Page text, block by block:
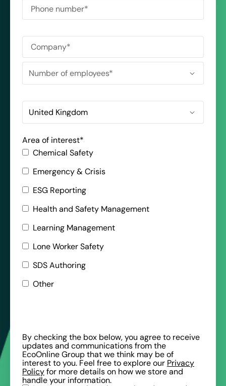
Area of interest*
Chemical Safety
Emergency & Crisis
ESG Reporting
Health and Safety Management
Learning Management
Lone Worker Safety
SDS Authoring
Other
By checking the box below, you agree to receive
updates and communications from the
EcoOnline Group that we think may be of
interest to you. Feel free to explore our Privacy
Policy for more details on how we store and
handle your information.